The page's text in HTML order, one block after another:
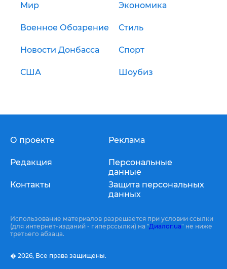
Мир Экономика
Военное Обозрение Стиль
Новости Донбасса Спорт
США Шоубиз
О проекте
Редакция
Контакты
Реклама
Персональные
данные
Защита персональных
данных
Использование материалов разрешается при условии ссылки
(для интернет-изданий - гиперссылки) на "Диалог.ua" не ниже
третьего абзаца.
� 2026, Все права защищены.